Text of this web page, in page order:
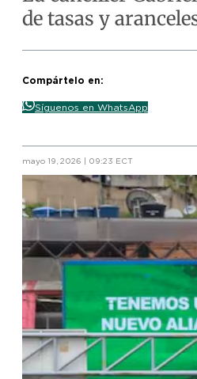
de tasas y
Compártelo en:
Síguenos en WhatsApp
mayo 19, 2026 | 09:23 ECT